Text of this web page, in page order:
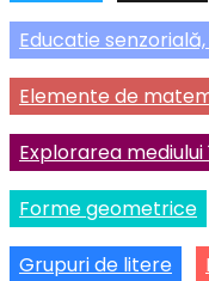
Educatie
Elemente de
Explorarea
Forme geometrice
Grupuri de litere